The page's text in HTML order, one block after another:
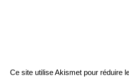
Ce site utilise Akismet pour réduire